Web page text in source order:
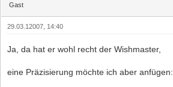
Gast
29.03.12007, 14:40
Ja, da hat er wohl recht der Wishmaster,
eine Präzisierung möchte ich aber anfügen: